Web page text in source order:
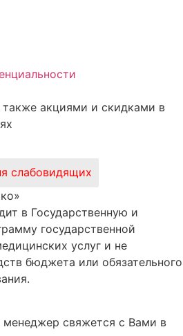
акциями и скидками в
слабовидящих
в Государственную и
государственной
услуг и не
бюджета или обязательного
менеджер свяжется с Вами в